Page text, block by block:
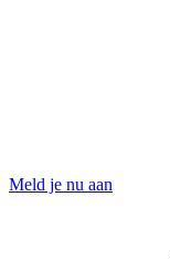
Meld je nu aan